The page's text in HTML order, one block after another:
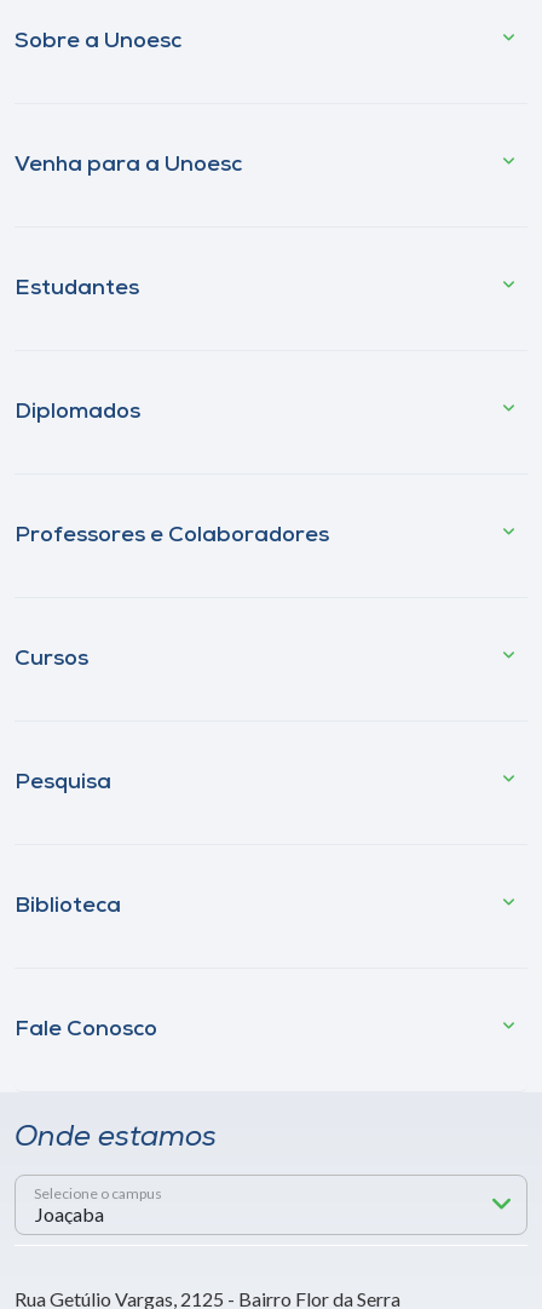
Sobre a Unoesc
Venha para a Unoesc
Estudantes
Diplomados
Professores e Colaboradores
Cursos
Pesquisa
Biblioteca
Fale Conosco
Onde estamos
Selecione o campus
Rua Getúlio Vargas, 2125 - Bairro Flor da Serra